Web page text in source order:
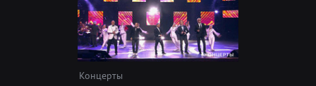
Концерты